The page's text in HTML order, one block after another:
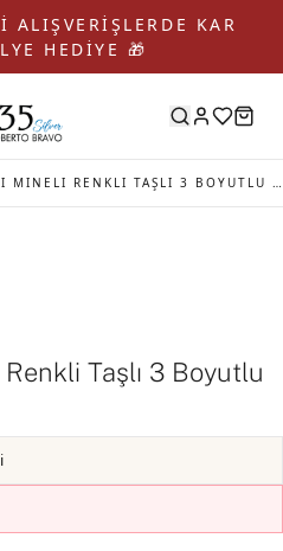
ALIŞVERİŞLERDE KAR
HEDİYE 🎁
GALLICA KIRMIZI MINELI RENKLI TAŞLI 3 BOYUTLU ÇIÇEK GÜMÜŞ KÜPE
Renkli Taşlı 3 Boyutlu